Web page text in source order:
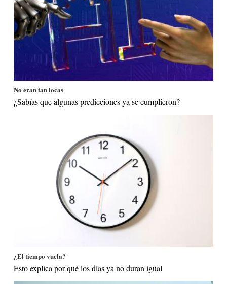
No eran tan locas
¿Sabías que algunas predicciones ya se cumplieron?
¿El tiempo vuela?
Esto explica por qué los días ya no duran igual